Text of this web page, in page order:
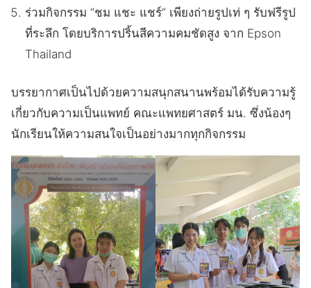
ร่วมกิจกรรม “ชม แชะ แชร์” เพียงถ่ายรูปเท่ ๆ รับฟรีรูป
ที่ระลึก โดยบริการปริ้นสีความคมชัดสูง จาก Epson
Thailand
บรรยากาศเป็นไปด้วยความสนุกสนานพร้อมได้รับความรู้
เกี่ยวกับความเป็นแพทย์ คณะแพทยศาสตร์ มน. ซึ่งน้องๆ
นักเรียนให้ความสนใจเป็นอย่างมากทุกกิจกรรม